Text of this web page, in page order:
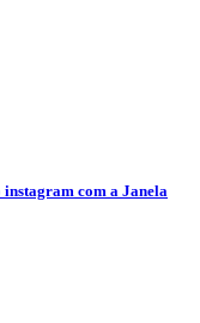
com a Janela